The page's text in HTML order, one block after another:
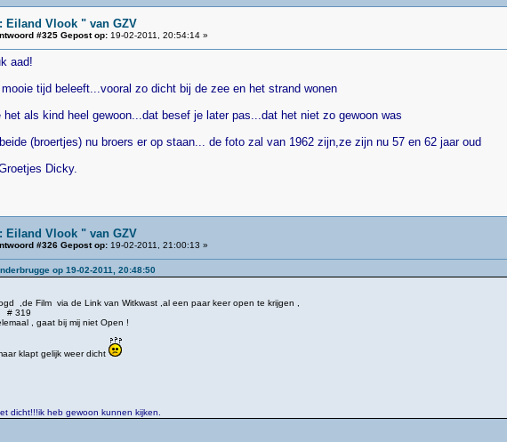
Eiland Vlook " van GZV
#325 Gepost op:19-02-2011, 20:54:14 »
aad!
mooie tijd beleeft...vooral zo dicht bij de zee en het strand wonen
het als kind heel gewoon...dat besef je later pas...dat het niet zo gewoon was
(broertjes) nu broers er op staan... de foto zal van 1962 zijn,ze zijn nu 57 en 62 jaar oud
Dicky.
Eiland Vlook " van GZV
#326 Gepost op:19-02-2011, 21:00:13 »
op 19-02-2011, 20:48:50
,de Film via de Link van Witkwast ,al een paar keer open te krijgen ,
# 319
, gaat bij mij niet Open !
klapt gelijk weer dicht
dicht!!!ik heb gewoon kunnen kijken.